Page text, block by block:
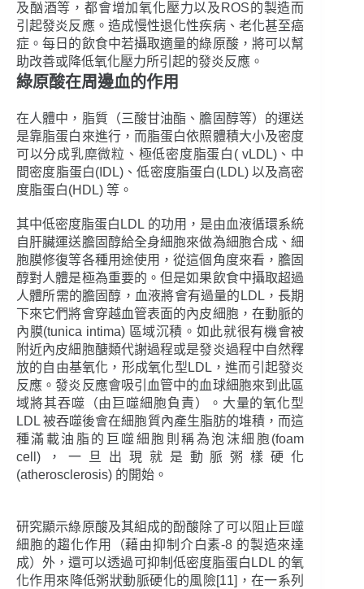
及酗酒等，都會增加氧化壓力以及ROS的製造而
引起發炎反應。造成慢性退化性疾病、老化甚至癌
症。每日的飲食中若攝取適量的綠原酸，將可以幫
助改善或降低氧化壓力所引起的發炎反應。
綠原酸在周邊血的作用
在人體中，脂質（三酸甘油酯、膽固醇等）的運送
是靠脂蛋白來進行，而脂蛋白依照體積大小及密度
可以分成乳糜微粒、極低密度脂蛋白( vLDL)、中
間密度脂蛋白(IDL)、低密度脂蛋白(LDL) 以及高密
度脂蛋白(HDL) 等。
其中低密度脂蛋白LDL 的功用，是由血液循環系統
自肝臟運送膽固醇給全身細胞來做為細胞合成、細
胞膜修復等各種用途使用，從這個角度來看，膽固
醇對人體是極為重要的。但是如果飲食中攝取超過
人體所需的膽固醇，血液將會有過量的LDL，長期
下來它們將會穿越血管表面的內皮細胞，在動脈的
內膜(tunica intima) 區域沉積。如此就很有機會被
附近內皮細胞醣類代謝過程或是發炎過程中自然釋
放的自由基氧化，形成氧化型LDL，進而引起發炎
反應。發炎反應會吸引血管中的血球細胞來到此區
域將其吞噬（由巨噬細胞負責）。大量的氧化型
LDL 被吞噬後會在細胞質內產生脂肪的堆積，而這
種滿載油脂的巨噬細胞則稱為泡沫細胞(foam
cell)，一旦出現就是動脈粥樣硬化
(atherosclerosis) 的開始。
研究顯示綠原酸及其組成的酚酸除了可以阻止巨噬
細胞的趨化作用（藉由抑制介白素-8 的製造來達
成）外，還可以透過可抑制低密度脂蛋白LDL 的氧
化作用來降低粥狀動脈硬化的風險[11]，在一系列